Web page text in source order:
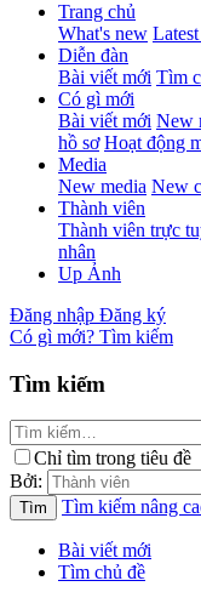
Trang chủ
What's new
Diễn đàn
Bài viết mới Tìm
Có gì mới
Bài viết mới New
hồ sơ Hoạt động
Media
New media New
Thành viên
Thành viên trực
nhân
Up Ảnh
Đăng nhập Đăng ký
Có gì mới? Tìm kiếm
Tìm kiếm
Chỉ tìm trong tiêu đề
Bởi:
Tìm Tìm kiếm nâng
Bài viết mới
Tìm chủ đề